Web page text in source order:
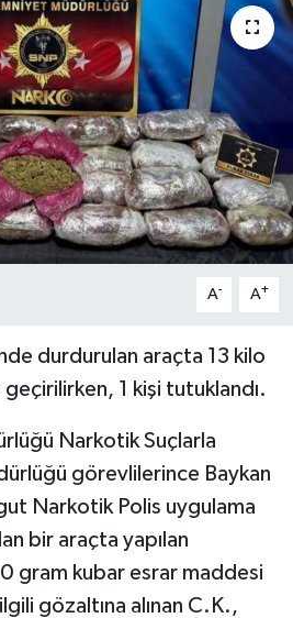
A- A+
durdurulan araçta 13 kilo
1 kişi tutuklandı.
Narkotik Suçlarla
görevlilerince Baykan
Narkotik Polis uygulama
bir araçta yapılan
gram kubar esrar maddesi
gözaltına alınan C.K.,